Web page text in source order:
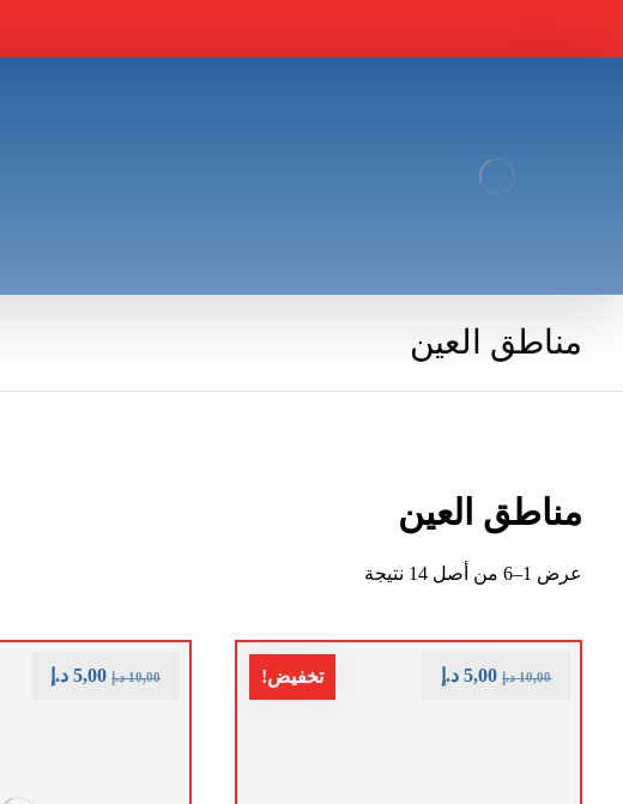
مناطق العين
مناطق العين
عرض 1–6 من أصل 14 نتيجة
تخفيض! 10,00 د.إ 5,00 د.إ 10,00 د.إ 5,00 د.إ